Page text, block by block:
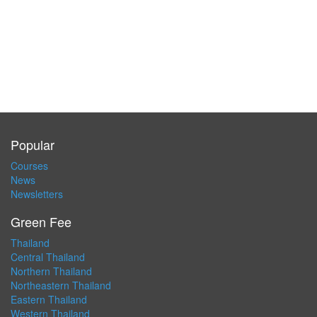
Popular
Courses
News
Newsletters
Green Fee
Thailand
Central Thailand
Northern Thailand
Northeastern Thailand
Eastern Thailand
Western Thailand